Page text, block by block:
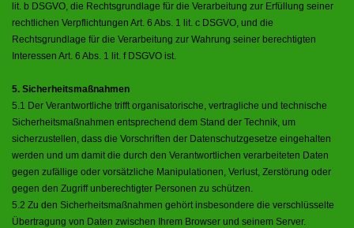
lit. b DSGVO, die Rechtsgrundlage für die Verarbeitung zur Erfüllung seiner
rechtlichen Verpflichtungen Art. 6 Abs. 1 lit. c DSGVO, und die
Rechtsgrundlage für die Verarbeitung zur Wahrung seiner berechtigten
Interessen Art. 6 Abs. 1 lit. f DSGVO ist.
5. Sicherheitsmaßnahmen
5.1 Der Verantwortliche trifft organisatorische, vertragliche und technische
Sicherheitsmaßnahmen entsprechend dem Stand der Technik, um
sicherzustellen, dass die Vorschriften der Datenschutzgesetze eingehalten
werden und um damit die durch den Verantwortlichen verarbeiteten Daten
gegen zufällige oder vorsätzliche Manipulationen, Verlust, Zerstörung oder
gegen den Zugriff unberechtigter Personen zu schützen.
5.2 Zu den Sicherheitsmaßnahmen gehört insbesondere die verschlüsselte
Übertragung von Daten zwischen Ihrem Browser und seinem Server.